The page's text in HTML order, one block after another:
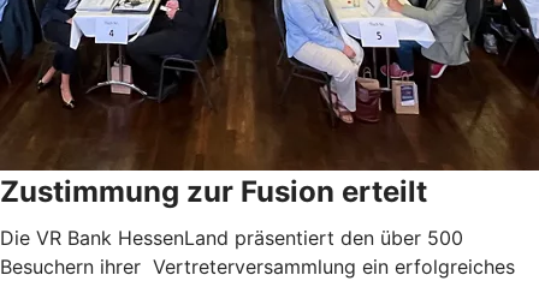
Zustimmung zur Fusion erteilt
Die VR Bank HessenLand präsentiert den über 500
Besuchern ihrer Vertreterversammlung ein erfolgreiches